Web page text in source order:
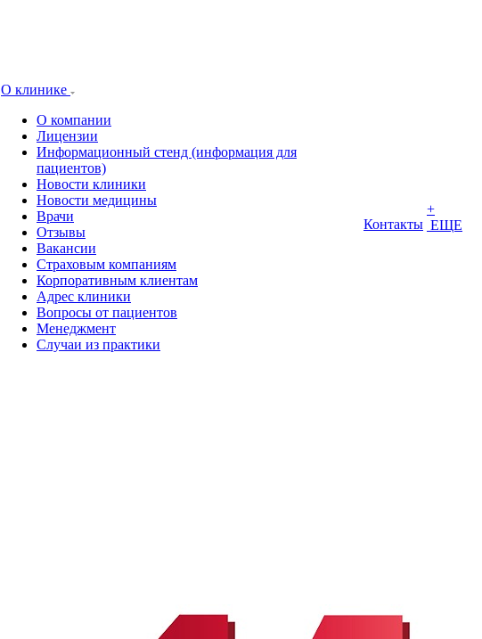
О клинике
О компании
Лицензии
Информационный стенд (информация для
пациентов)
Новости клиники
Новости медицины
Врачи
Отзывы
Вакансии
Страховым компаниям
Корпоративным клиентам
Адрес клиники
Вопросы от пациентов
Менеджмент
Случаи из практики
Контакты
+
ЕЩЕ